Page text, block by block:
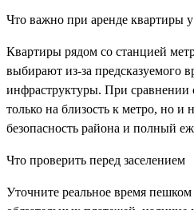
Что важно при аренде квартиры
Квартиры рядом со станцией
выбирают из-за предсказуемого
инфраструктуры. При сравнении
только на близость к метро, но и
безопасность района и полный
Что проверить перед заселением
Уточните реальное время пешком